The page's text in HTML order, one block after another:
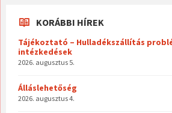
KORÁBBI HÍREK
Tájékoztató – Hulladékszállítás
intézkedések
2026. augusztus 5.
Álláslehetőség
2026. augusztus 4.